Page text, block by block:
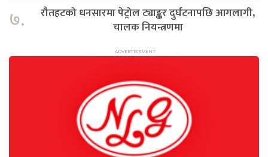
७.
रौतहटको धनसारमा पेट्रोल ट्याङ्कर दुर्घटनापछि आगलागी,
चालक नियन्त्रणमा